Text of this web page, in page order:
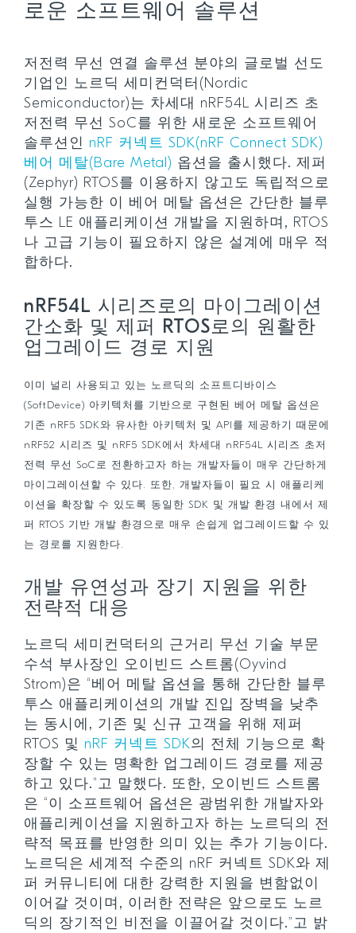
로운 소프트웨어 솔루션
저전력 무선 연결 솔루션 분야의 글로벌 선도
기업인 노르딕 세미컨덕터(Nordic
Semiconductor)는 차세대 nRF54L 시리즈 초
저전력 무선 SoC를 위한 새로운 소프트웨어
솔루션인 nRF 커넥트 SDK(nRF Connect SDK)
베어 메탈(Bare Metal) 옵션을 출시했다. 제퍼
(Zephyr) RTOS를 이용하지 않고도 독립적으로
실행 가능한 이 베어 메탈 옵션은 간단한 블루
투스 LE 애플리케이션 개발을 지원하며, RTOS
나 고급 기능이 필요하지 않은 설계에 매우 적
합하다.
nRF54L 시리즈로의 마이그레이션
간소화 및 제퍼 RTOS로의 원활한
업그레이드 경로 지원
이미 널리 사용되고 있는 노르딕의 소프트디바이스
(SoftDevice) 아키텍처를 기반으로 구현된 베어 메탈 옵션은
기존 nRF5 SDK와 유사한 아키텍처 및 API를 제공하기 때문에
nRF52 시리즈 및 nRF5 SDK에서 차세대 nRF54L 시리즈 초저
전력 무선 SoC로 전환하고자 하는 개발자들이 매우 간단하게
마이그레이션할 수 있다. 또한, 개발자들이 필요 시 애플리케
이션을 확장할 수 있도록 동일한 SDK 및 개발 환경 내에서 제
퍼 RTOS 기반 개발 환경으로 매우 손쉽게 업그레이드할 수 있
는 경로를 지원한다.
개발 유연성과 장기 지원을 위한
전략적 대응
노르딕 세미컨덕터의 근거리 무선 기술 부문
수석 부사장인 오이빈드 스트롬(Oyvind
Strom)은 “베어 메탈 옵션을 통해 간단한 블루
투스 애플리케이션의 개발 진입 장벽을 낮추
는 동시에, 기존 및 신규 고객을 위해 제퍼
RTOS 및 nRF 커넥트 SDK의 전체 기능으로 확
장할 수 있는 명확한 업그레이드 경로를 제공
하고 있다.”고 말했다. 또한, 오이빈드 스트롬
은 “이 소프트웨어 옵션은 광범위한 개발자와
애플리케이션을 지원하고자 하는 노르딕의 전
략적 목표를 반영한 의미 있는 추가 기능이다.
노르딕은 세계적 수준의 nRF 커넥트 SDK와 제
퍼 커뮤니티에 대한 강력한 지원을 변함없이
이어갈 것이며, 이러한 전략은 앞으로도 노르
딕의 장기적인 비전을 이끌어갈 것이다.”고 밝